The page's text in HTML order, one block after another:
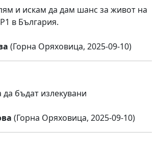
и искам да дам шанс за живот на
в България.
(Горна Оряховица, 2025-09-10)
бъдат излекувани
(Горна Оряховица, 2025-09-10)